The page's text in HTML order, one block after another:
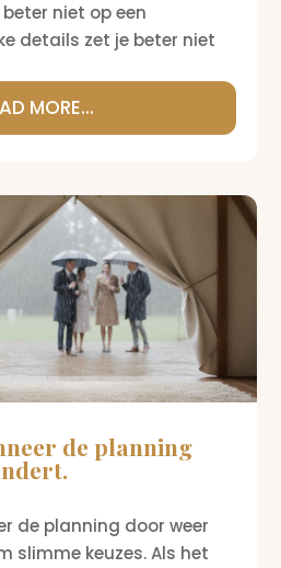
niet op een
details zet je beter niet
MORE...
de planning
de planning door weer
slimme keuzes. Als het